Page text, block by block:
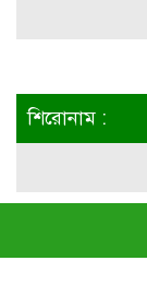
শিরোনাম :